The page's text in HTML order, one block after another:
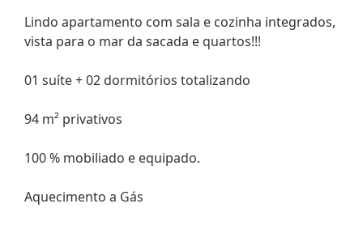
Lindo apartamento com sala e cozinha integrados,
vista para o mar da sacada e quartos!!!
01 suíte + 02 dormitórios totalizando
94 m² privativos
100 % mobiliado e equipado.
Aquecimento a Gás